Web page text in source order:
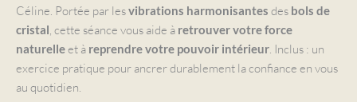
Céline. Portée par lesvibrations harmonisantes des bols de
cristal , cette séance vous aide à retrouver votre force
naturelleet à reprendre votre pouvoir intérieur . Inclus : un
exercice pratique pour ancrer durablement la confiance en vous
au quotidien.